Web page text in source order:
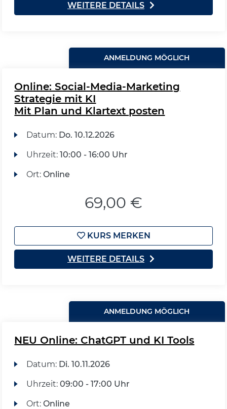
WEITERE DETAILS
ANMELDUNG MÖGLICH
Online: Social-Media-Marketing
Strategie mit KI
Mit Plan und Klartext posten
Datum: Do. 10.12.2026
Uhrzeit: 10:00 - 16:00 Uhr
Ort: Online
69,00 €
KURS MERKEN
WEITERE DETAILS
ANMELDUNG MÖGLICH
NEU Online: ChatGPT und KI Tools
Datum: Di. 10.11.2026
Uhrzeit: 09:00 - 17:00 Uhr
Ort: Online